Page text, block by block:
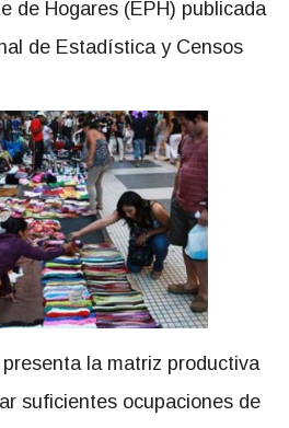
de Hogares (EPH) publicada
de Estadística y Censos
la matriz productiva
suficientes ocupaciones de